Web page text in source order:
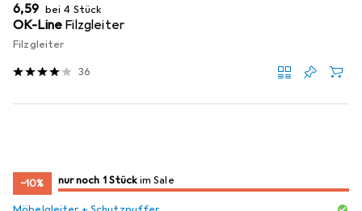
EUR
6,59 bei 4 Stück
OK-Line Filzgleiter
Filzgleiter
36
−10% noch 1 Stückim Sale
nur noch 1 Stück im Sale